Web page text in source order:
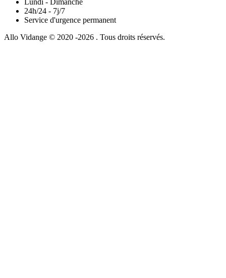
24h/24 - 7j/7
Service d'urgence permanent
Allo Vidange © 2020 -2026 . Tous droits réservés.